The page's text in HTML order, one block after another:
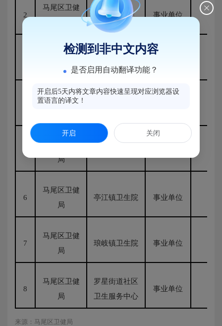
2
马尾区卫健
马尾区医院 事业单位 无
马尾区卫健
局
马尾区疾病预
防控制中心
马尾区卫健
5
马尾区卫健
局
6
马尾区卫健
局
亭江镇卫生院 事业单位
7
马尾区卫健
局
琅岐镇卫生院 事业单位
8
马尾区卫健
局
罗星街道社区
卫生服务中心
事业单位
来源：马尾区卫健局
检测到非中文内容
是否启用自动翻译功能？
开启后5天内将文章内容快速呈现对应浏览器设
置语言的译文！
开启 关闭